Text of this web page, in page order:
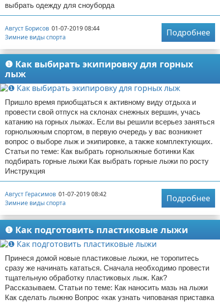
выбрать одежду для сноуборда
Август Борисов 01-07-2019 08:44
Зимние виды спорта
Подробнее
❶ Как выбирать экипировку для горных
лыж
Пришло время приобщаться к активному виду отдыха и
провести свой отпуск на склонах снежных вершин, учась
катанию на горных лыжах. Если вы решили всерьез заняться
горнолыжным спортом, в первую очередь у вас возникнет
вопрос о выборе лыж и экипировке, а также комплектующих.
Статьи по теме: Как выбрать горнолыжные ботинки Как
подбирать горные лыжи Как выбрать горные лыжи по росту
Инструкция
Август Герасимов 01-07-2019 08:42
Зимние виды спорта
Подробнее
❶ Как подготовить пластиковые лыжи
Принеся домой новые пластиковые лыжи, не торопитесь
сразу же начинать кататься. Сначала необходимо провести
тщательную обработку пластиковых лыж. Как?
Рассказываем. Статьи по теме: Как наносить мазь на лыжи
Как сделать лыжню Вопрос «как узнать чипованая приставка